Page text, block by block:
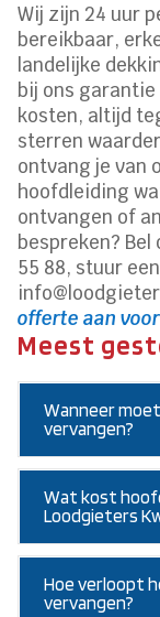
Wij zijn 24 uur
bereikbaar,
landelijke
bij ons garantie
kosten, altijd
sterren
ontvang je van
hoofdleiding
ontvangen of
bespreken?
55 88, stuur
offerte aan
Meest
Wanneer
vervangen?
Wat kost
Loodgieters
Hoe verloopt
vervangen?